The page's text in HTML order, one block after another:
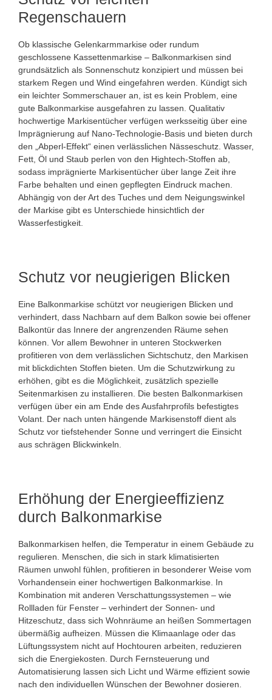
Regenschauern
Ob klassische Gelenkarmmarkise oder rundum
geschlossene Kassettenmarkise – Balkonmarkisen sind
grundsätzlich als Sonnenschutz konzipiert und müssen bei
starkem Regen und Wind eingefahren werden. Kündigt sich
ein leichter Sommerschauer an, ist es kein Problem, eine
gute Balkonmarkise ausgefahren zu lassen. Qualitativ
hochwertige Markisentücher verfügen werksseitig über eine
Imprägnierung auf Nano-Technologie-Basis und bieten durch
den „Abperl-Effekt“ einen verlässlichen Nässeschutz. Wasser,
Fett, Öl und Staub perlen von den Hightech-Stoffen ab,
sodass imprägnierte Markisentücher über lange Zeit ihre
Farbe behalten und einen gepflegten Eindruck machen.
Abhängig von der Art des Tuches und dem Neigungswinkel
der Markise gibt es Unterschiede hinsichtlich der
Wasserfestigkeit.
Schutz vor neugierigen Blicken
Eine Balkonmarkise schützt vor neugierigen Blicken und
verhindert, dass Nachbarn auf dem Balkon sowie bei offener
Balkontür das Innere der angrenzenden Räume sehen
können. Vor allem Bewohner in unteren Stockwerken
profitieren von dem verlässlichen Sichtschutz, den Markisen
mit blickdichten Stoffen bieten. Um die Schutzwirkung zu
erhöhen, gibt es die Möglichkeit, zusätzlich spezielle
Seitenmarkisen zu installieren. Die besten Balkonmarkisen
verfügen über ein am Ende des Ausfahrprofils befestigtes
Volant. Der nach unten hängende Markisenstoff dient als
Schutz vor tiefstehender Sonne und verringert die Einsicht
aus schrägen Blickwinkeln.
Erhöhung der Energieeffizienz
durch Balkonmarkise
Balkonmarkisen helfen, die Temperatur in einem Gebäude zu
regulieren. Menschen, die sich in stark klimatisierten
Räumen unwohl fühlen, profitieren in besonderer Weise vom
Vorhandensein einer hochwertigen Balkonmarkise. In
Kombination mit anderen Verschattungssystemen – wie
Rollladen für Fenster – verhindert der Sonnen- und
Hitzeschutz, dass sich Wohnräume an heißen Sommertagen
übermäßig aufheizen. Müssen die Klimaanlage oder das
Lüftungssystem nicht auf Hochtouren arbeiten, reduzieren
sich die Energiekosten. Durch Fernsteuerung und
Automatisierung lassen sich Licht und Wärme effizient sowie
nach den individuellen Wünschen der Bewohner dosieren.